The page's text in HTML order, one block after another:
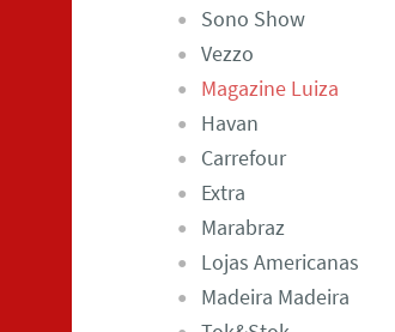
Sono Show
Vezzo
Magazine Luiza
Havan
Carrefour
Extra
Marabraz
Lojas Americanas
Madeira Madeira